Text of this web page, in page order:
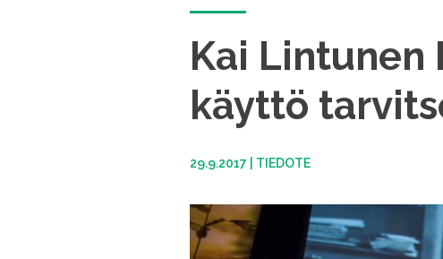
Kai Lintunen
käyttö
29.9.2017 TIEDOTE